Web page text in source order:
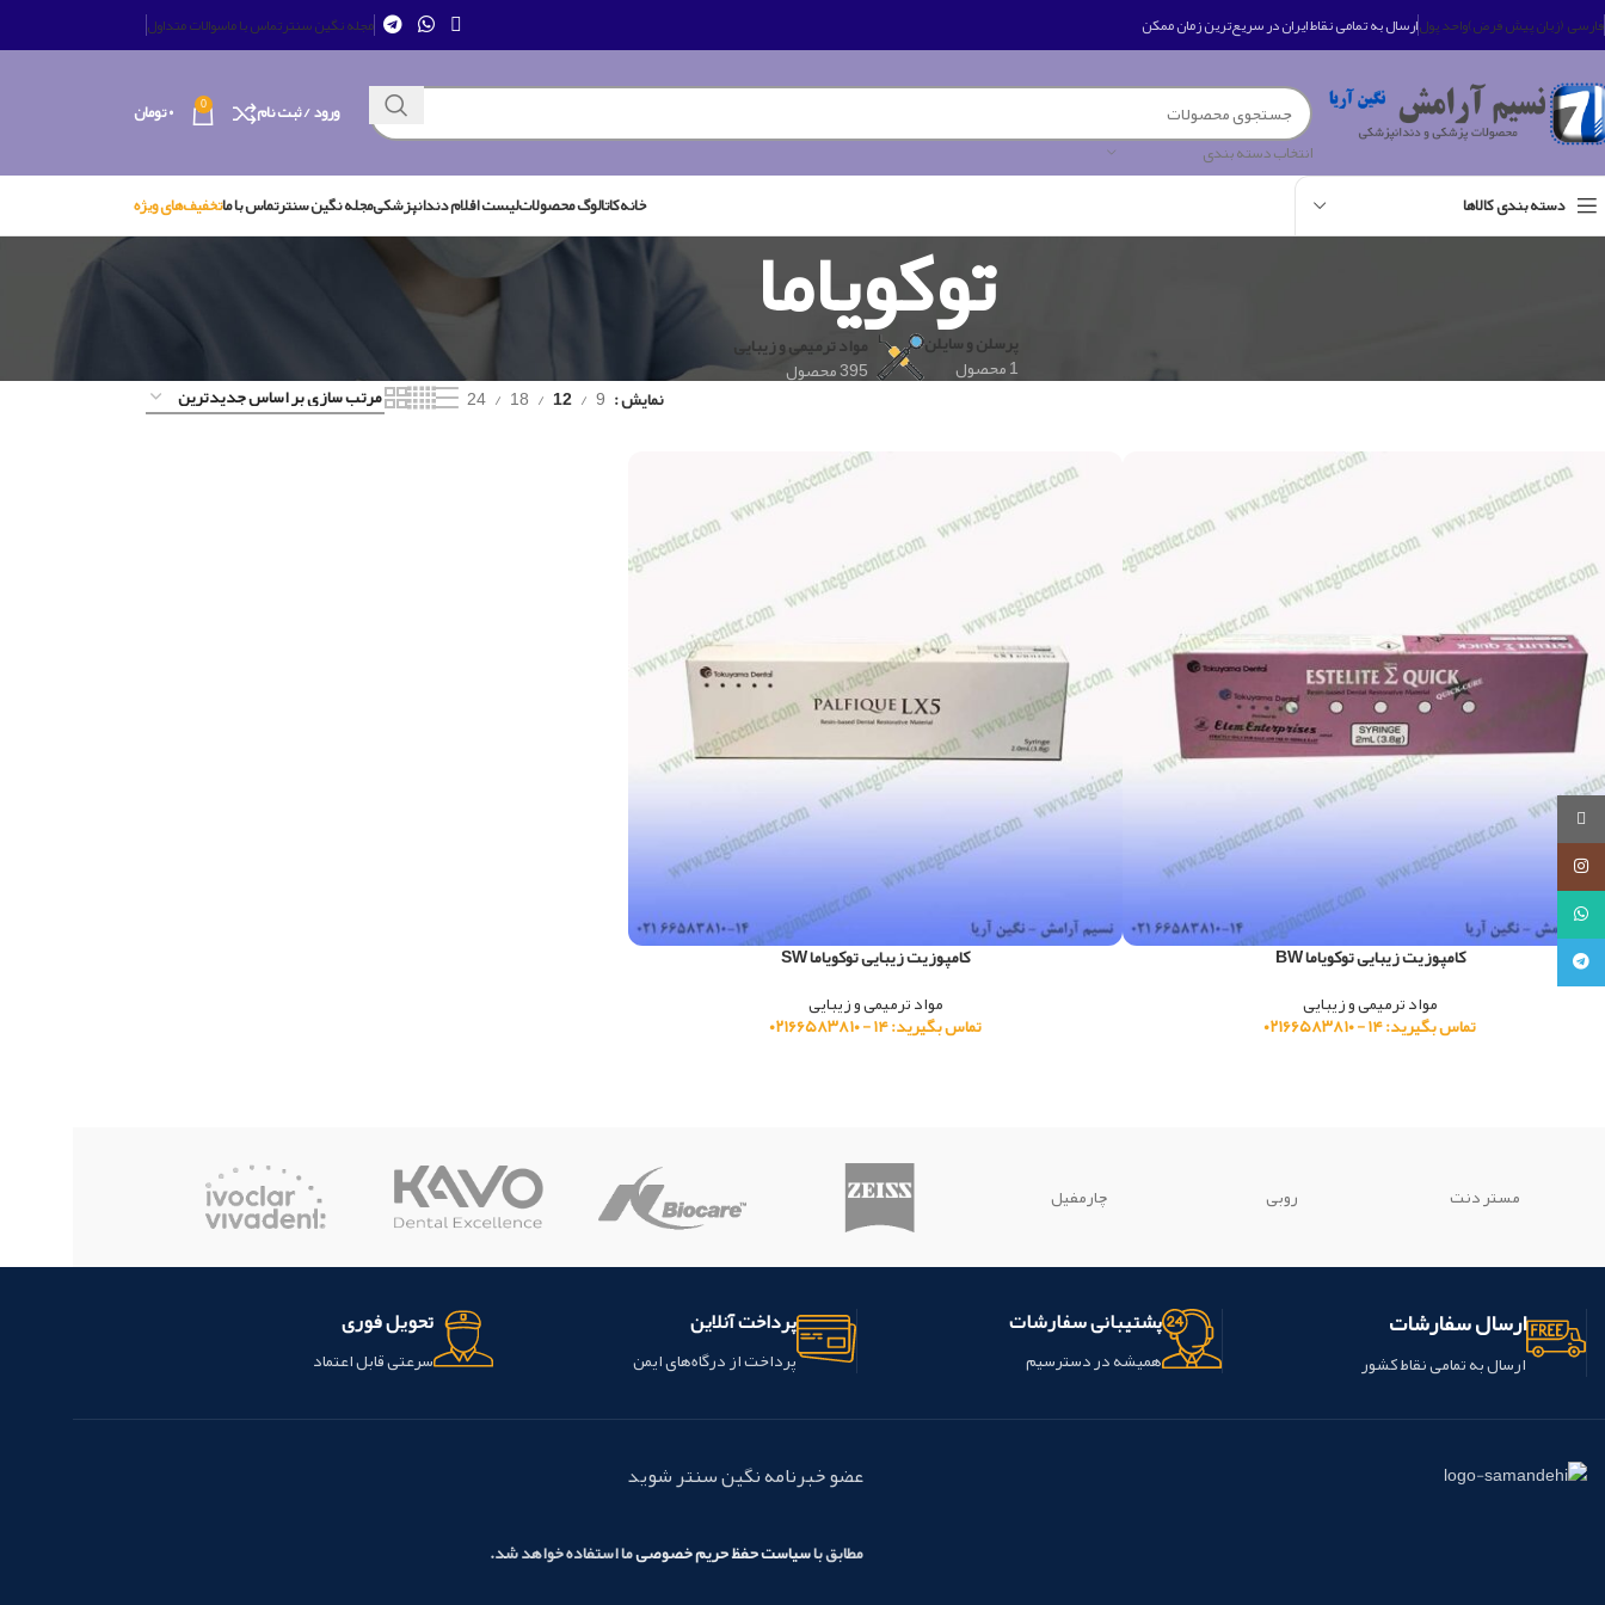
فارسی (زبان پیش فرض)واحد پولارسال به تمامی نقاط ایران در سریع‌ترین زمان ممکن مجله نگین سنترتماس با ماسوالات متداول
انتخاب دسته بندی
ورود / ثبت نام 0 ۰تومان
دسته بندی کالاها خانهکاتالوگ محصولاتلیست اقلام دندانپزشکیمجله نگین سنترتماس با ماتخفیف‌های ویژه توکویاما
پرسلن و سایلن
1 محصول
مواد ترمیمی و زیبایی
395 محصول
نمایش 9
12
18
24
کامپوزیت زیبایی توکویاما BW
مواد ترمیمی و زیبایی
تماس بگیرید: ۱۴ - ۰۲۱۶۶۵۸۳۸۱۰
کامپوزیت زیبایی توکویاما SW
مواد ترمیمی و زیبایی
تماس بگیرید: ۱۴ - ۰۲۱۶۶۵۸۳۸۱۰
مستر دنت روبی چارمفیل
ارسال سفارشات
ارسال به تمامی نقاط کشور
پشتیبانی سفارشات
همیشه در دسترسیم
پرداخت آنلاین
پرداخت از درگاه‌های ایمن
تحویل فوری
سرعتی قابل اعتماد
عضو خبرنامه نگین سنتر شوید
مطابق باسیاست حفظ حریم خصوصیما استفاده خواهد شد.
روبیکا
واتساپ